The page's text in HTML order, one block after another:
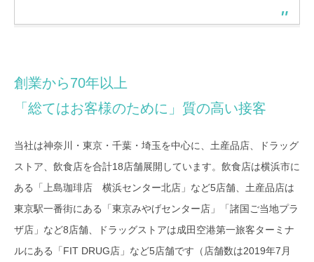
創業から70年以上
「総てはお客様のために」質の高い接客
当社は神奈川・東京・千葉・埼玉を中心に、土産品店、ドラッグ
ストア、飲食店を合計18店舗展開しています。飲食店は横浜市に
ある「上島珈琲店 横浜センター北店」など5店舗、土産品店は
東京駅一番街にある「東京みやげセンター店」「諸国ご当地プラ
ザ店」など8店舗、ドラッグストアは成田空港第一旅客ターミナ
ルにある「FIT DRUG店」など5店舗です（店舗数は2019年7月